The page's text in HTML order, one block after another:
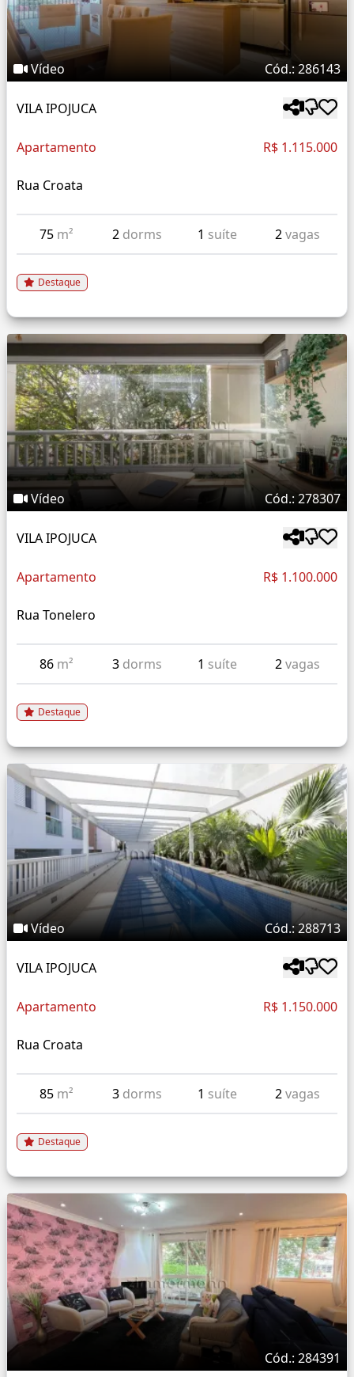
Vídeo Cód.: 286143
VILA IPOJUCA
Apartamento R$ 1.115.000
Rua Croata
75 m² 2 dorms 1 suíte 2vagas
Destaque
Vídeo Cód.: 278307
VILA IPOJUCA
Apartamento R$ 1.100.000
Rua Tonelero
86 m² 3 dorms 1 suíte 2vagas
Destaque
Vídeo Cód.: 288713
VILA IPOJUCA
Apartamento R$ 1.150.000
Rua Croata
85 m² 3 dorms 1 suíte 2vagas
Destaque
Cód.: 284391